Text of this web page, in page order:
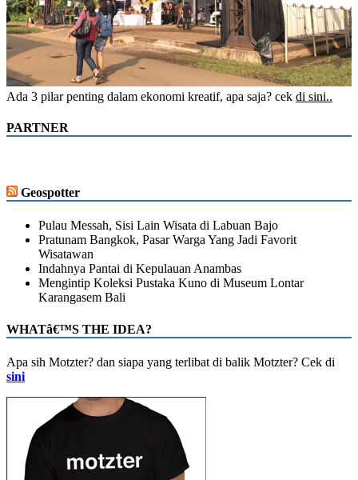
Ada 3 pilar penting dalam ekonomi kreatif, apa saja? cek di sini..
PARTNER
Geospotter
Pulau Messah, Sisi Lain Wisata di Labuan Bajo
Pratunam Bangkok, Pasar Warga Yang Jadi Favorit
Wisatawan
Indahnya Pantai di Kepulauan Anambas
Mengintip Koleksi Pustaka Kuno di Museum Lontar
Karangasem Bali
WHATâ€™S THE IDEA?
Apa sih Motzter? dan siapa yang terlibat di balik Motzter? Cek di
sini